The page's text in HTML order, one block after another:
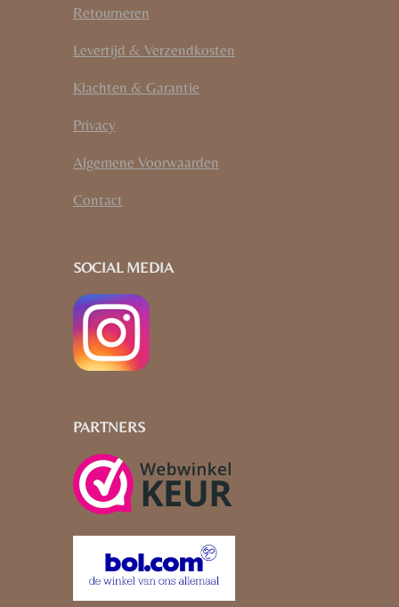
Retourneren
Levertijd & Verzendkosten
Klachten & Garantie
Privacy
Algemene Voorwaarden
Contact
SOCIAL MEDIA
PARTNERS